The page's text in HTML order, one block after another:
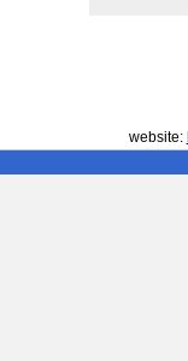
website: